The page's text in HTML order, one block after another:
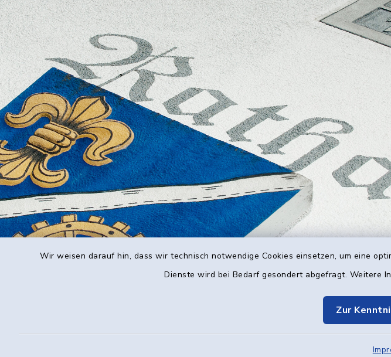
Wir weisen darauf hin, dass wir technisch notwendige Cookies einsetzen, um eine
Dienste wird bei Bedarf gesondert abgefragt. Weitere
Zur